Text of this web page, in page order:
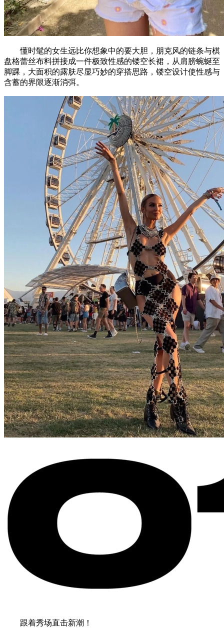
懂时髦的女生远比你想象中的要大胆，朋克风的链条与棋
盘格蕾丝布料拼接成一件极致性感的镂空长裙，从肩膀蜿蜒至
脚踝，大面积的露肤尽显巧妙的穿搭思路，镂空设计使性感与
含蓄的界限逐渐消弭。
跟着秀场直击新潮！